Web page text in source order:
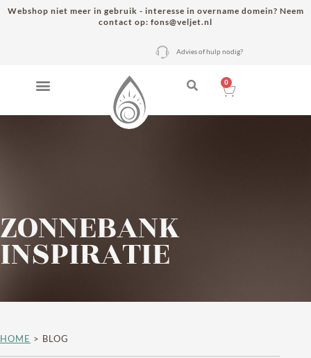
Webshop niet meer in gebruik - interesse in overname domein? Neem
contact op: fons@veljet.nl
Advies of hulp nodig?
0
ZONNEBANK
INSPIRATIE
HOME > BLOG